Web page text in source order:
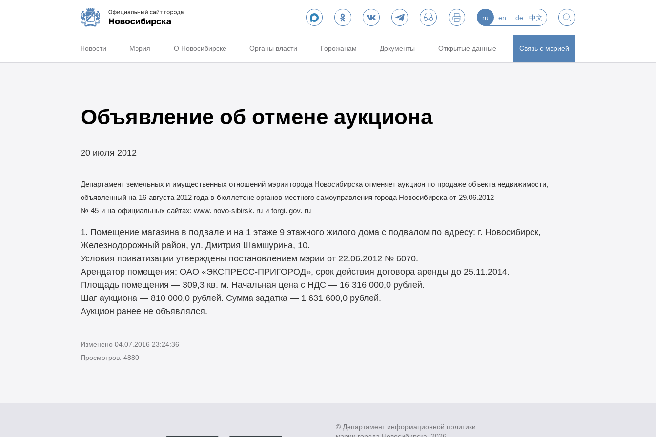
ru en de 中文
Новости Мэрия О Новосибирске Органы власти Горожанам Документы Открытые данные Связь с мэрией
Объявление об отмене аукциона
20 июля 2012
Департамент земельных и имущественных отношений мэрии города Новосибирска отменяет аукцион по продаже объекта недвижимости,
объявленный на 16 августа 2012 года в бюллетене органов местного самоуправления города Новосибирска от 29.06.2012
№ 45 и на официальных сайтах: www. novo-sibirsk. ru и torgi. gov. ru
1. Помещение магазина в подвале и на 1 этаже 9 этажного жилого дома с подвалом по адресу: г. Новосибирск,
Железнодорожный район, ул. Дмитрия Шамшурина, 10.
Условия приватизации утверждены постановлением мэрии от 22.06.2012 № 6070.
Арендатор помещения: ОАО «ЭКСПРЕСС-ПРИГОРОД», срок действия договора аренды до 25.11.2014.
Площадь помещения — 309,3 кв. м. Начальная цена с НДС — 16 316 000,0 рублей.
Шаг аукциона — 810 000,0 рублей. Сумма задатка — 1 631 600,0 рублей.
Аукцион ранее не объявлялся.
Изменено 04.07.2016 23:24:36
Просмотров: 4880
© Департамент информационной политики